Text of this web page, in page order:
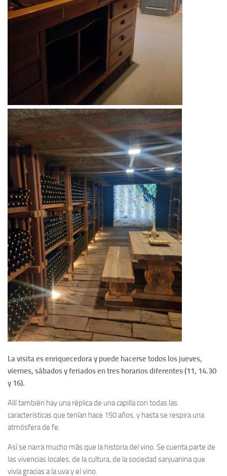
La visita es enriquecedora y puede hacerse todos los jueves,
viernes, sábados y feriados en tres horarios diferentes (11, 14.30
y 16).
Allí también hay una réplica de una capilla con todas las
características que tenían hace 150 años, y hasta se respira una
atmósfera de fe.
Así se narra mucho más que la historia del vino. Se cuenta parte de
las vivencias locales, de la cultura, de la sociedad sanjuanina que
vivía gracias a la uva y el vino.